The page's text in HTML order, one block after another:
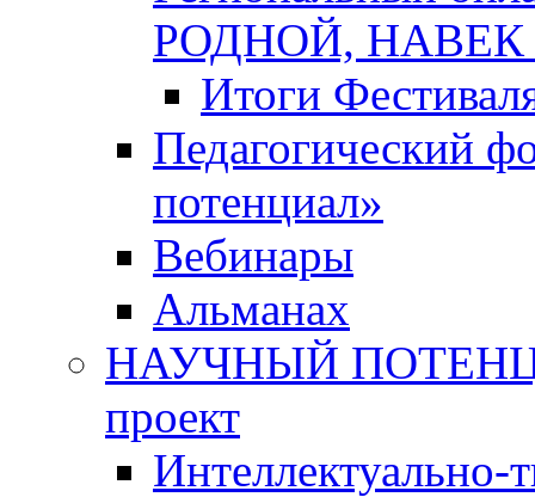
РОДНОЙ,
Итоги
Педагогический
потенциал»
Вебинары
Альманах
НАУЧНЫЙ
проект